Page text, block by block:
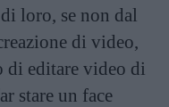
loro, se non dal
di video,
di editare video di
stare un face